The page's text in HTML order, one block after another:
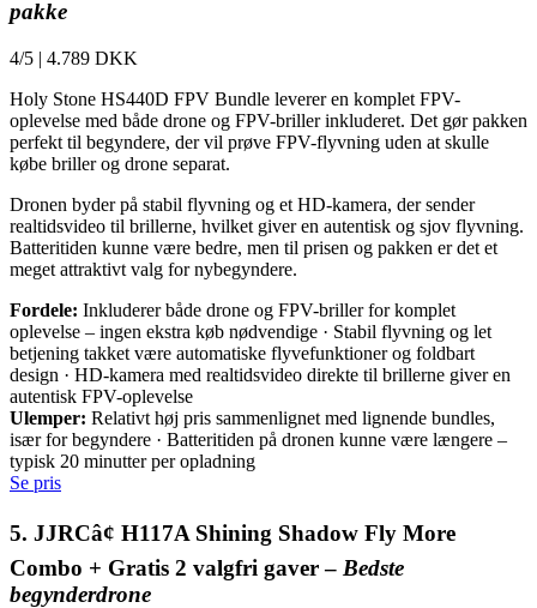
pakke
4/5 | 4.789 DKK
Holy Stone HS440D FPV Bundle leverer en komplet FPV-
oplevelse med både drone og FPV-briller inkluderet. Det gør pakken
perfekt til begyndere, der vil prøve FPV-flyvning uden at skulle
købe briller og drone separat.
Dronen byder på stabil flyvning og et HD-kamera, der sender
realtidsvideo til brillerne, hvilket giver en autentisk og sjov flyvning.
Batteritiden kunne være bedre, men til prisen og pakken er det et
meget attraktivt valg for nybegyndere.
Fordele: Inkluderer både drone og FPV-briller for komplet
oplevelse – ingen ekstra køb nødvendige · Stabil flyvning og let
betjening takket være automatiske flyvefunktioner og foldbart
design · HD-kamera med realtidsvideo direkte til brillerne giver en
autentisk FPV-oplevelse
Ulemper: Relativt høj pris sammenlignet med lignende bundles,
især for begyndere · Batteritiden på dronen kunne være længere –
typisk 20 minutter per opladning
Se pris
5. JJRCâ¢ H117A Shining Shadow Fly More
Combo + Gratis 2 valgfri gaver – Bedste
begynderdrone